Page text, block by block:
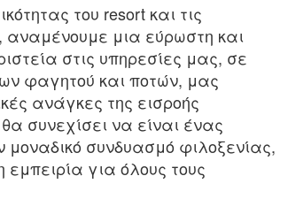
του resort και τις
αναμένουμε μια εύρωστη και
στις υπηρεσίες μας, σε
φαγητού και ποτών, μας
ανάγκες της εισροής
συνεχίσει να είναι ένας
συνδυασμό φιλοξενίας,
για όλους τους